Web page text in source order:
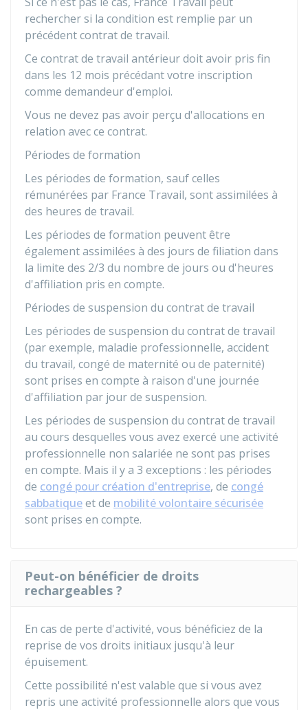
rechercher si la condition est remplie par un
précédent contrat de travail.
Ce contrat de travail antérieur doit avoir pris fin
dans les 12 mois précédant votre inscription
comme demandeur d'emploi.
Vous ne devez pas avoir perçu d'allocations en
relation avec ce contrat.
Périodes de formation
Les périodes de formation, sauf celles
rémunérées par France Travail, sont assimilées à
des heures de travail.
Les périodes de formation peuvent être
également assimilées à des jours de filiation dans
la limite des 2/3 du nombre de jours ou d'heures
d'affiliation pris en compte.
Périodes de suspension du contrat de travail
Les périodes de suspension du contrat de travail
(par exemple, maladie professionnelle, accident
du travail, congé de maternité ou de paternité)
sont prises en compte à raison d'une journée
d'affiliation par jour de suspension.
Les périodes de suspension du contrat de travail
au cours desquelles vous avez exercé une activité
professionnelle non salariée ne sont pas prises
en compte. Mais il y a 3 exceptions : les périodes
de congé pour création d'entreprise, de congé
sabbatiqueet de mobilité volontaire sécurisée
sont prises en compte.
Peut-on bénéficier de droits
rechargeables ?
En cas de perte d'activité, vous bénéficiez de la
reprise de vos droits initiaux jusqu'à leur
épuisement.
Cette possibilité n'est valable que si vous avez
repris une activité professionnelle alors que vous